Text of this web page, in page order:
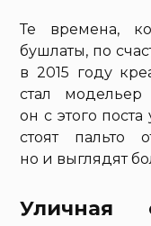
Те времена,
бушлаты, по
в 2015 году
стал
он с этого
стоят пальто
но и выглядят
Уличная